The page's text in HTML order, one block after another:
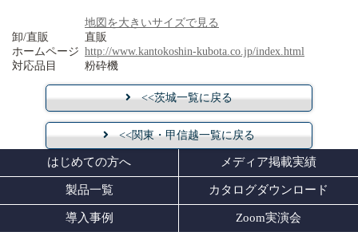
地図を大きいサイズで見る
卸/直販
直販
ホームページ http://www.kantokoshin-kubota.co.jp/index.html
対応品目
粉砕機
<<茨城一覧に戻る
<<関東・甲信越一覧に戻る
はじめての方へ メディア掲載実績
製品一覧 カタログダウンロード
導入事例 Zoom実演会